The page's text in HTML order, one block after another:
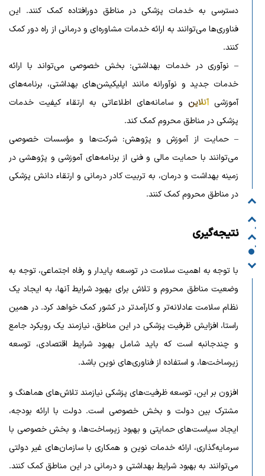
دسترسی به خدمات پزشکی در مناطق دورافتاده کمک کنند. این
فناوری‌ها می‌توانند به ارائه خدمات مشاوره‌ای و درمانی از راه دور کمک
کنند.
– نوآوری در خدمات بهداشتی: بخش خصوصی می‌تواند با ارائه
خدمات جدید و نوآورانه مانند اپلیکیشن‌های بهداشتی، برنامه‌های
آموزشی آنلاین و سامانه‌های اطلاعاتی به ارتقاء کیفیت خدمات
پزشکی در مناطق محروم کمک کند.
– حمایت از آموزش و پژوهش: شرکت‌ها و مؤسسات خصوصی
می‌توانند با حمایت مالی و فنی از برنامه‌های آموزشی و پژوهشی در
زمینه بهداشت و درمان، به تربیت کادر درمانی و ارتقاء دانش پزشکی
در مناطق محروم کمک کنند.
نتیجه‌گیری
با توجه به اهمیت سلامت در توسعه پایدار و رفاه اجتماعی، توجه به
وضعیت مناطق محروم و تلاش برای بهبود شرایط آنها، به ایجاد یک
نظام سلامت عادلانه‌تر و کارآمدتر در کشور کمک خواهد کرد. در همین
راستا، افزایش ظرفیت پزشکی در این مناطق، نیازمند یک رویکرد جامع
و چندجانبه است که باید شامل بهبود شرایط اقتصادی، توسعه
زیرساخت‌ها، و استفاده از فناوری‌های نوین باشد.
افزون بر این، توسعه ظرفیت‌های پزشکی نیازمند تلاش‌های هماهنگ و
مشترک بین دولت و بخش خصوصی است. دولت با ارائه بودجه،
ایجاد سیاست‌های حمایتی و بهبود زیرساخت‌ها، و بخش خصوصی با
سرمایه‌گذاری، ارائه خدمات نوین و همکاری با سازمان‌های غیر دولتی
می‌توانند به بهبود شرایط بهداشتی و درمانی در این مناطق کمک کنند.